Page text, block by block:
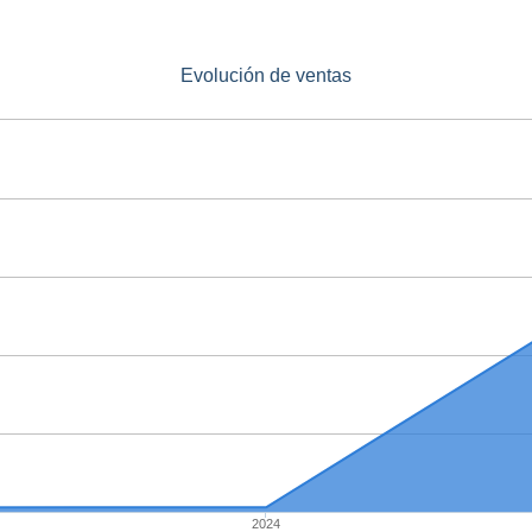
Evolución de ventas
2024